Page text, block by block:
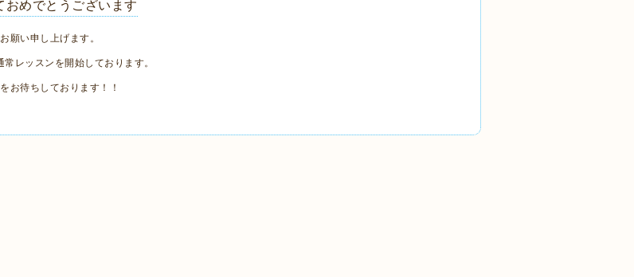
おめでとうございます
願い申し上げます。
レッスンを開始しております。
お待ちしております！！